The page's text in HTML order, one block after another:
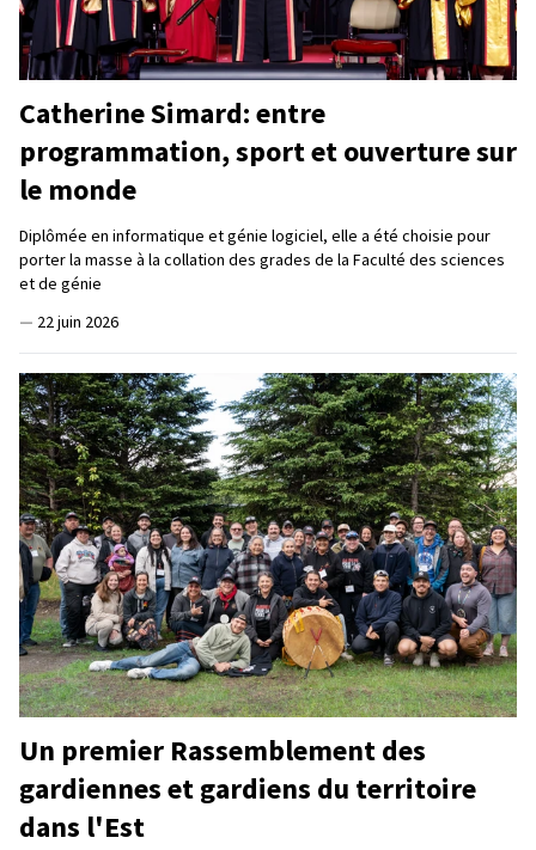
Catherine Simard: entre
programmation, sport et ouverture sur
le monde
Diplômée en informatique et génie logiciel, elle a été choisie pour
porter la masse à la collation des grades de la Faculté des sciences
et de génie
— 22 juin 2026
Un premier Rassemblement des
gardiennes et gardiens du territoire
dans l'Est